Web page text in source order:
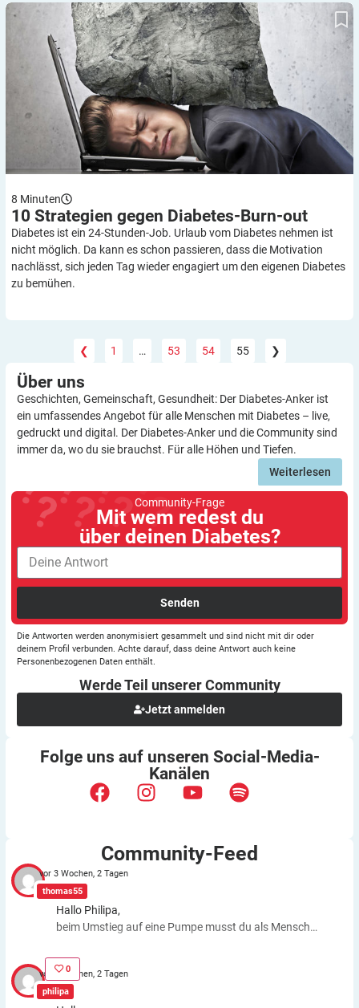
10 Strategien gegen Diabetes-Burn-out
8 Minuten
10 Strategien gegen Diabetes-Burn-out
Diabetes ist ein 24-Stunden-Job. Urlaub vom Diabetes nehmen ist
nicht möglich. Da kann es schon passieren, dass die Motivation
nachlässt, sich jeden Tag wieder engagiert um den eigenen Diabetes
zu bemühen.
❮ 1 … 53 54 55 ❯
Über uns
Geschichten, Gemeinschaft, Gesundheit: Der Diabetes-Anker ist
ein umfassendes Angebot für alle Menschen mit Diabetes – live,
gedruckt und digital. Der Diabetes-Anker und die Community sind
immer da, wo du sie brauchst. Für alle Höhen und Tiefen.
Weiterlesen
Community-Frage
Mit wem redest du
über deinen Diabetes?
Senden
Die Antworten werden anonymisiert gesammelt und sind nicht mit dir oder
deinem Profil verbunden. Achte darauf, dass deine Antwort auch keine
Personenbezogenen Daten enthält.
Werde Teil unserer Community
Jetzt anmelden
Folge uns auf unseren Social-Media-
Kanälen
Community-Feed
thomas55
vor 3 Wochen, 2 Tagen
Hallo Philipa,
beim Umstieg auf eine Pumpe musst du als Mensch
ICT. Schätzfehler bleiben also. Du kannst aber die
Basalrate individuell einstellen, z.B. In den frühen
Morgenstunden mehr Insulin zuführen. Auch bei
0
philipa
vor 3 Wochen, 2 Tagen